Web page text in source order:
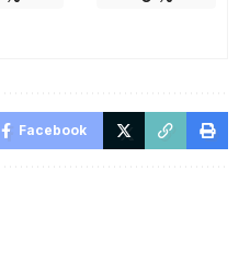
Facebook